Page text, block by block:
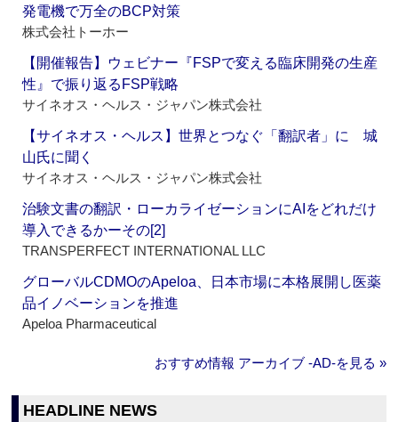
発電機で万全のBCP対策
株式会社トーホー
【開催報告】ウェビナー『FSPで変える臨床開発の生産
性』で振り返るFSP戦略
サイネオス・ヘルス・ジャパン株式会社
【サイネオス・ヘルス】世界とつなぐ「翻訳者」に 城
山氏に聞く
サイネオス・ヘルス・ジャパン株式会社
治験文書の翻訳・ローカライゼーションにAIをどれだけ
導入できるかーその[2]
TRANSPERFECT INTERNATIONAL LLC
グローバルCDMOのApeloa、日本市場に本格展開し医薬
品イノベーションを推進
Apeloa Pharmaceutical
おすすめ情報 アーカイブ ‐AD‐を見る »
HEADLINE NEWS